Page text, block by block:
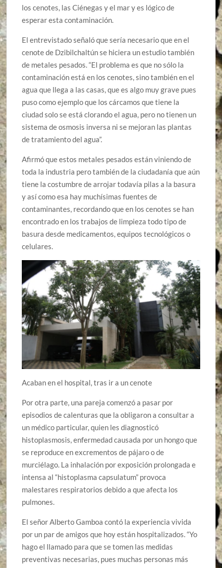
los cenotes, las Ciénegas y el mar y es lógico de
esperar esta contaminación.
El entrevistado señaló que sería necesario que en el
cenote de Dzibilchaltún se hiciera un estudio también
de metales pesados. “El problema es que no sólo la
contaminación está en los cenotes, sino también en el
agua que llega a las casas, que es algo muy grave pues
puso como ejemplo que los cárcamos que tiene la
ciudad solo se está clorando el agua, pero no tienen un
sistema de osmosis inversa ni se mejoran las plantas
de tratamiento del agua”.
Afirmó que estos metales pesados están viniendo de
toda la industria pero también de la ciudadanía que aún
tiene la costumbre de arrojar todavía pilas a la basura
y así como esa hay muchísimas fuentes de
contaminantes, recordando que en los cenotes se han
encontrado en los trabajos de limpieza todo tipo de
basura desde medicamentos, equipos tecnológicos o
celulares.
Acaban en el hospital, tras ir a un cenote
Por otra parte, una pareja comenzó a pasar por
episodios de calenturas que la obligaron a consultar a
un médico particular, quien les diagnosticó
histoplasmosis, enfermedad causada por un hongo que
se reproduce en excrementos de pájaro o de
murciélago. La inhalación por exposición prolongada e
intensa al “histoplasma capsulatum” provoca
malestares respiratorios debido a que afecta los
pulmones.
El señor Alberto Gamboa contó la experiencia vivida
por un par de amigos que hoy están hospitalizados. “Yo
hago el llamado para que se tomen las medidas
preventivas necesarias, pues muchas personas más